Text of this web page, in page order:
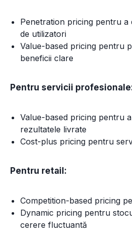
Penetration pricing pentru
de utilizatori
Value-based pricing pentru
beneficii clare
Pentru servicii
Value-based pricing pentru
rezultatele livrate
Cost-plus pricing pentru
Pentru retail:
Competition-based pricing
Dynamic pricing pentru
cerere fluctuantă